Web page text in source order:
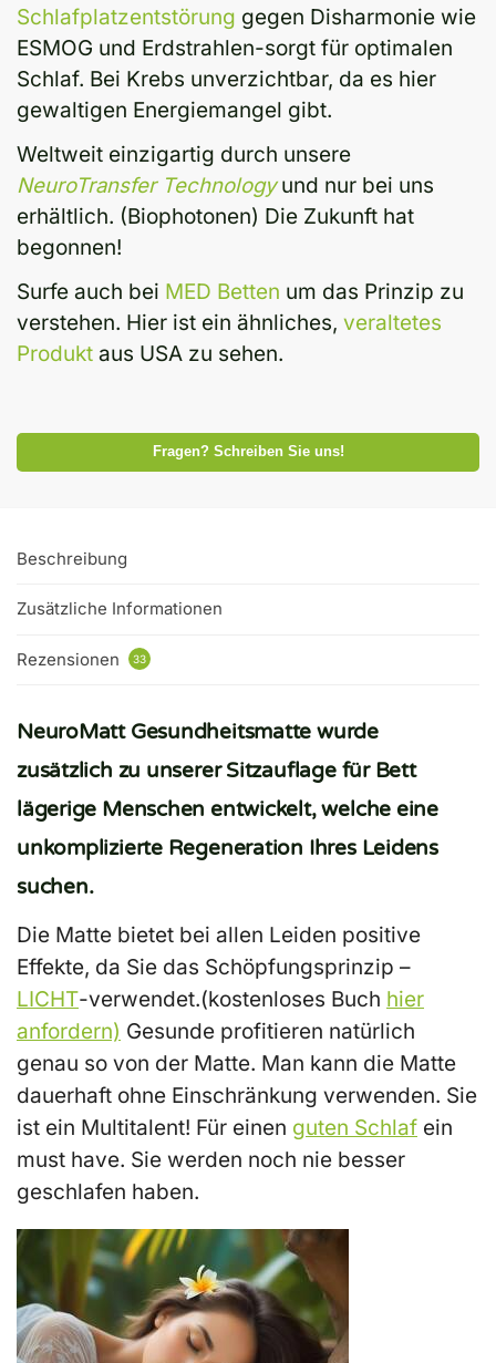
Schlafplatzentstörung gegen Disharmonie wie
ESMOG und Erdstrahlen-sorgt für optimalen
Schlaf. Bei Krebs unverzichtbar, da es hier
gewaltigen Energiemangel gibt.
Weltweit einzigartig durch unsere
NeuroTransfer Technologyund nur bei uns
erhältlich. (Biophotonen) Die Zukunft hat
begonnen!
Surfe auch bei MED Betten um das Prinzip zu
verstehen. Hier ist ein ähnliches, veraltetes
Produkt aus USA zu sehen.
Fragen? Schreiben Sie uns!
Beschreibung
Zusätzliche Informationen
Rezensionen 33
NeuroMatt Gesundheitsmatte wurde
zusätzlich zu unserer Sitzauflage für Bett
lägerige Menschen entwickelt, welche eine
unkomplizierte Regeneration Ihres Leidens
suchen.
Die Matte bietet bei allen Leiden positive
Effekte, da Sie das Schöpfungsprinzip –
LICHT-verwendet.(kostenloses Buch hier
anfordern) Gesunde profitieren natürlich
genau so von der Matte. Man kann die Matte
dauerhaft ohne Einschränkung verwenden. Sie
ist ein Multitalent! Für einen guten Schlaf ein
must have. Sie werden noch nie besser
geschlafen haben.